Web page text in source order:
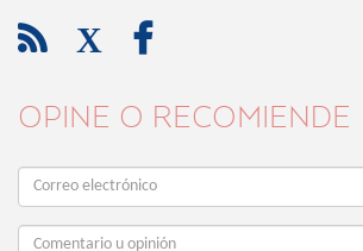
 X 
OPINE O RECOMIENDE